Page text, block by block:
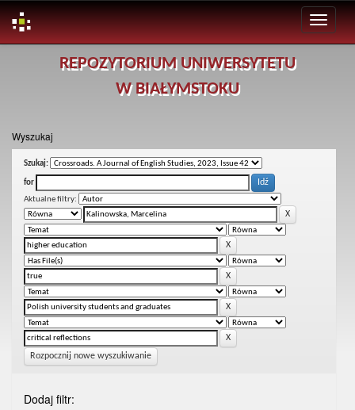
REPOZYTORIUM UNIWERSYTETU
W BIAŁYMSTOKU
Wyszukaj
Szukaj:
for
Aktualne filtry:
Rozpocznij nowe wyszukiwanie
Dodaj filtr: